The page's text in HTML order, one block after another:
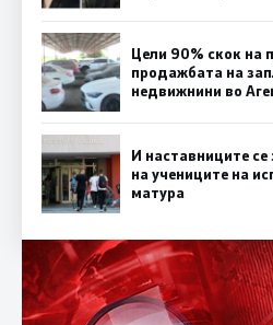
Цели 90% скок на
продажбата на
недвижнини во
И наставниците
на учениците на
матура